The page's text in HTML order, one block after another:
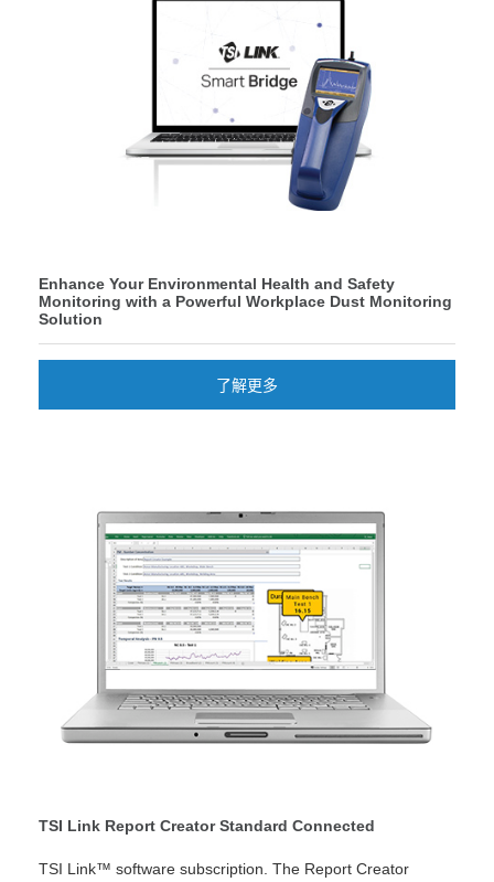
Enhance Your Environmental Health and Safety
Monitoring with a Powerful Workplace Dust Monitoring
Solution
了解更多
TSI Link Report Creator Standard Connected
TSI Link™ software subscription. The Report Creator